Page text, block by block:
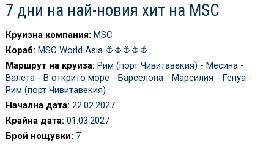
7 дни на най-новия хит на MSC
Круизна компания: MSC
Кораб: MSC World Asia
Маршрут на круиза: Рим (порт Чивитавекия) - Месина -
Валета - В открито море - Барселона - Марсилия - Генуа -
Рим (порт Чивитавекия)
Начална дата: 22.02.2027
Крайна дата: 01.03.2027
Брой нощувки: 7